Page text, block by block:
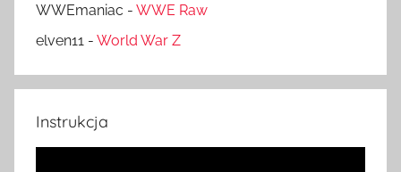
WWEmaniac - WWE Raw
elven11 - World War Z
Instrukcja